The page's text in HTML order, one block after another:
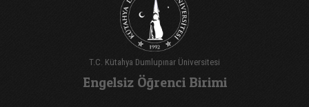
T.C. Kütahya Dumlupınar Üniversitesi
Engelsiz Öğrenci Birimi